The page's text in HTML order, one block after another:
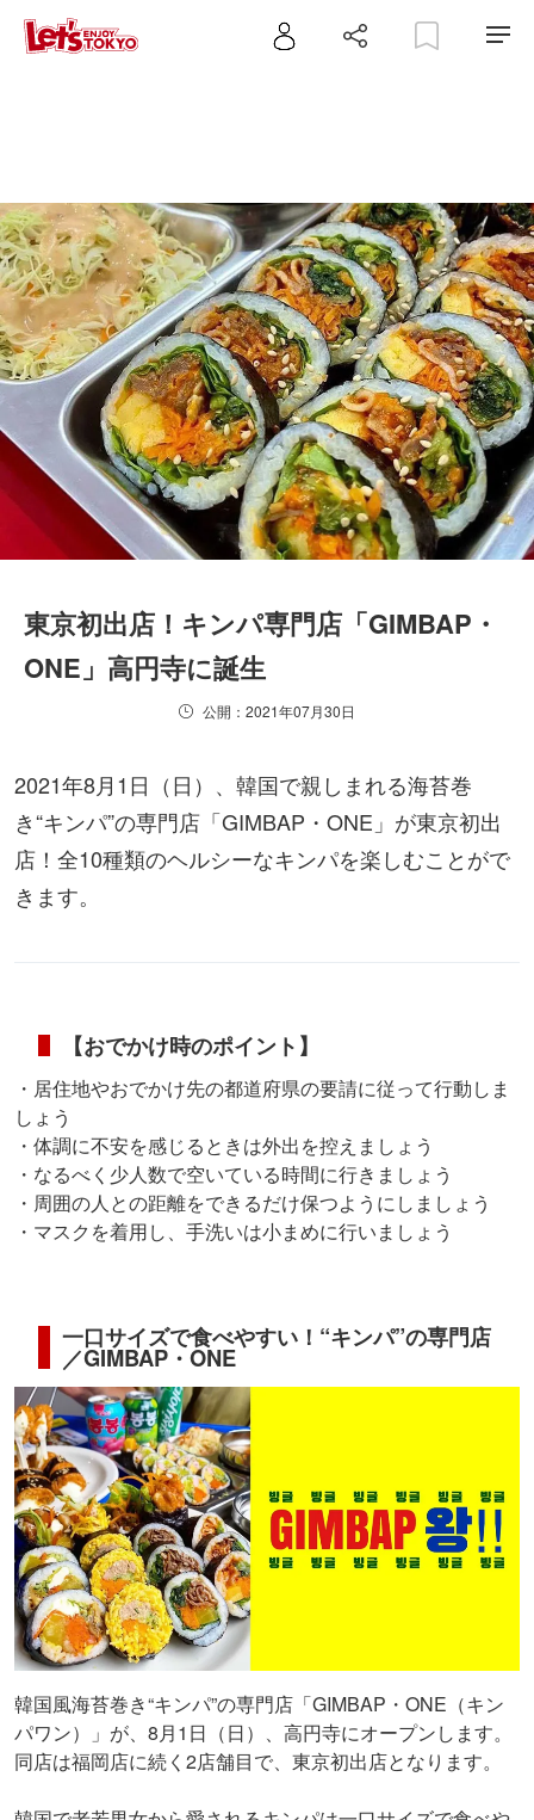
東京初出店！キンパ専門店「GIMBAP・
ONE」高円寺に誕生
公開：2021年07月30日
2021年8月1日（日）、韓国で親しまれる海苔巻
き“キンパ”の専門店「GIMBAP・ONE」が東京初出
店！全10種類のヘルシーなキンパを楽しむことがで
きます。
【おでかけ時のポイント】
・居住地やおでかけ先の都道府県の要請に従って行動しま
しょう
・体調に不安を感じるときは外出を控えましょう
・なるべく少人数で空いている時間に行きましょう
・周囲の人との距離をできるだけ保つようにしましょう
・マスクを着用し、手洗いは小まめに行いましょう
一口サイズで食べやすい！“キンパ”の専門店
／GIMBAP・ONE
韓国風海苔巻き“キンパ”の専門店「GIMBAP・ONE（キン
パワン）」が、8月1日（日）、高円寺にオープンします。
同店は福岡店に続く2店舗目で、東京初出店となります。